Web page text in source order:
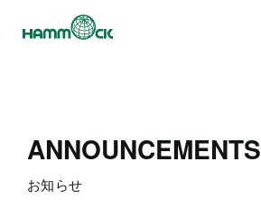
ANNOUNCEMENTS
お知らせ